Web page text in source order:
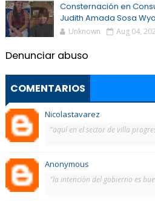
Consternación en
Judith Amada Sosa
Unknown Aug 04,
Denunciar abuso
COMENTARIOS
Nicolastavarez
"aquí en el sector de villa
Anonymous
"la intención del gobierno es